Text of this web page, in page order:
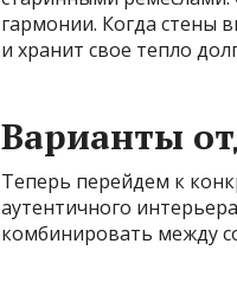
гармонии. Когда стены
и хранит свое тепло
Варианты
Теперь перейдем к
аутентичного
комбинировать между